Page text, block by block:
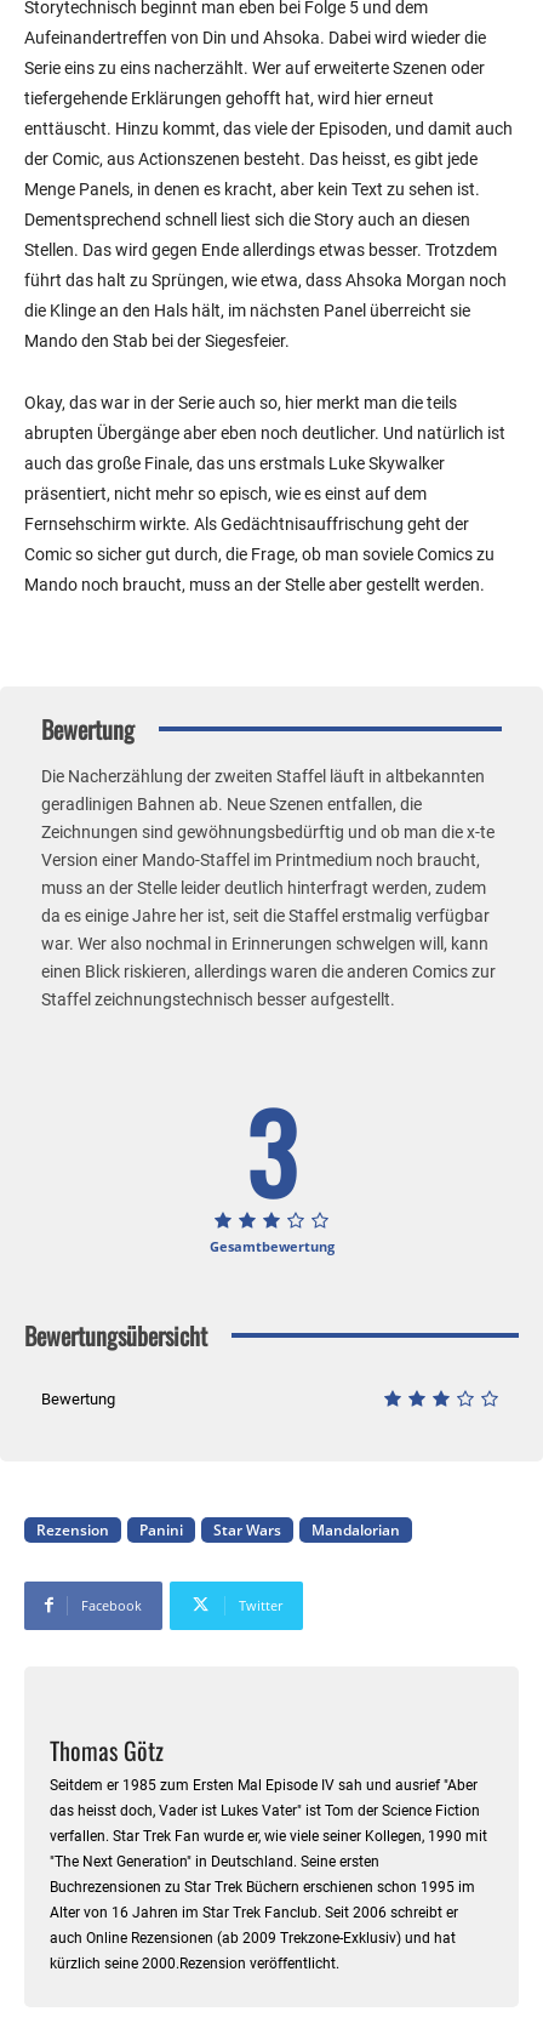
Storytechnisch beginnt man eben bei Folge 5 und dem
Aufeinandertreffen von Din und Ahsoka. Dabei wird wieder die
Serie eins zu eins nacherzählt. Wer auf erweiterte Szenen oder
tiefergehende Erklärungen gehofft hat, wird hier erneut
enttäuscht. Hinzu kommt, das viele der Episoden, und damit auch
der Comic, aus Actionszenen besteht. Das heisst, es gibt jede
Menge Panels, in denen es kracht, aber kein Text zu sehen ist.
Dementsprechend schnell liest sich die Story auch an diesen
Stellen. Das wird gegen Ende allerdings etwas besser. Trotzdem
führt das halt zu Sprüngen, wie etwa, dass Ahsoka Morgan noch
die Klinge an den Hals hält, im nächsten Panel überreicht sie
Mando den Stab bei der Siegesfeier.
Okay, das war in der Serie auch so, hier merkt man die teils
abrupten Übergänge aber eben noch deutlicher. Und natürlich ist
auch das große Finale, das uns erstmals Luke Skywalker
präsentiert, nicht mehr so episch, wie es einst auf dem
Fernsehschirm wirkte. Als Gedächtnisauffrischung geht der
Comic so sicher gut durch, die Frage, ob man soviele Comics zu
Mando noch braucht, muss an der Stelle aber gestellt werden.
Bewertung
Die Nacherzählung der zweiten Staffel läuft in altbekannten
geradlinigen Bahnen ab. Neue Szenen entfallen, die
Zeichnungen sind gewöhnungsbedürftig und ob man die x-te
Version einer Mando-Staffel im Printmedium noch braucht,
muss an der Stelle leider deutlich hinterfragt werden, zudem
da es einige Jahre her ist, seit die Staffel erstmalig verfügbar
war. Wer also nochmal in Erinnerungen schwelgen will, kann
einen Blick riskieren, allerdings waren die anderen Comics zur
Staffel zeichnungstechnisch besser aufgestellt.
3
Gesamtbewertung
Bewertungsübersicht
Bewertung
Rezension Panini Star Wars Mandalorian
Facebook Twitter
Thomas Götz
Seitdem er 1985 zum Ersten Mal Episode IV sah und ausrief "Aber
das heisst doch, Vader ist Lukes Vater" ist Tom der Science Fiction
verfallen. Star Trek Fan wurde er, wie viele seiner Kollegen, 1990 mit
"The Next Generation" in Deutschland. Seine ersten
Buchrezensionen zu Star Trek Büchern erschienen schon 1995 im
Alter von 16 Jahren im Star Trek Fanclub. Seit 2006 schreibt er
auch Online Rezensionen (ab 2009 Trekzone-Exklusiv) und hat
kürzlich seine 2000.Rezension veröffentlicht.